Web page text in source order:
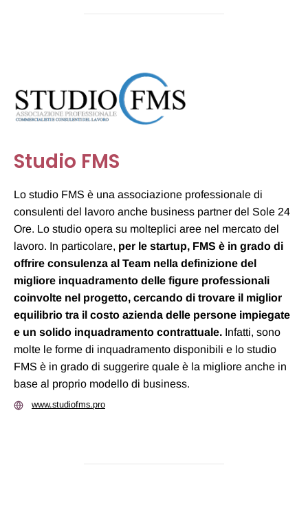
Studio FMS
Lo studio FMS è una associazione professionale di
consulenti del lavoro anche business partner del Sole 24
Ore. Lo studio opera su molteplici aree nel mercato del
lavoro. In particolare, per le startup, FMS è in grado di
offrire consulenza al Team nella definizione del
migliore inquadramento delle figure professionali
coinvolte nel progetto, cercando di trovare il miglior
equilibrio tra il costo azienda delle persone impiegate
e un solido inquadramento contrattuale. Infatti, sono
molte le forme di inquadramento disponibili e lo studio
FMS è in grado di suggerire quale è la migliore anche in
base al proprio modello di business.
www.studiofms.pro